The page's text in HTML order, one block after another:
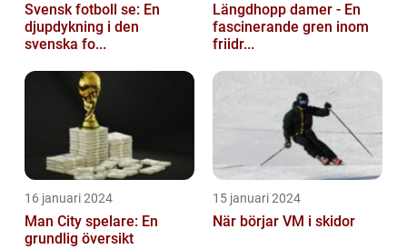
Svensk fotboll se: En
djupdykning i den
svenska fo...
Längdhopp damer - En
fascinerande gren inom
friidr...
16 januari 2024
Man City spelare: En
grundlig översikt
15 januari 2024
När börjar VM i skidor